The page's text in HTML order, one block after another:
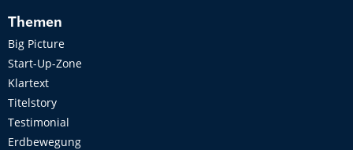
Themen
Big Picture
Start-Up-Zone
Klartext
Titelstory
Testimonial
Erdbewegung